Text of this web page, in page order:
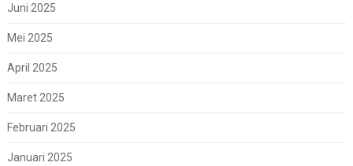
Juni 2025
Mei 2025
April 2025
Maret 2025
Februari 2025
Januari 2025